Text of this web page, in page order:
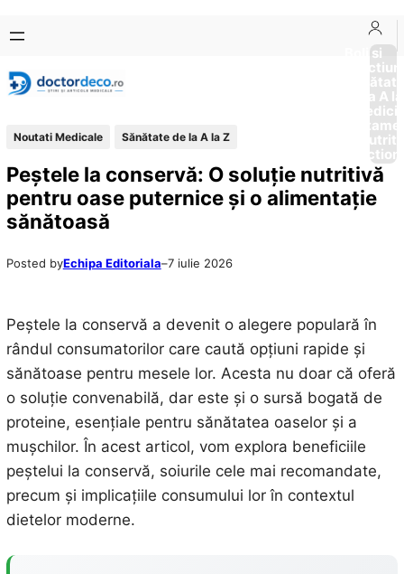
conținut
content
Boli si
Afectiuni
Sănătate
de la A
Noutati Medicale Sănătate de la A la Z
Peștele la conservă: O soluție nutritivă
pentru oase puternice și o alimentație
sănătoasă
Posted byEchipa Editoriala–7 iulie 2026
Peștele la conservă a devenit o alegere populară în
rândul consumatorilor care caută opțiuni rapide și
sănătoase pentru mesele lor. Acesta nu doar că oferă
o soluție convenabilă, dar este și o sursă bogată de
proteine, esențiale pentru sănătatea oaselor și a
mușchilor. În acest articol, vom explora beneficiile
peștelui la conservă, soiurile cele mai recomandate,
precum și implicațiile consumului lor în contextul
dietelor moderne.